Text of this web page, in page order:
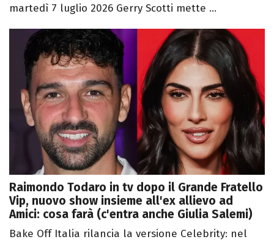
martedì 7 luglio 2026 Gerry Scotti mette ...
Raimondo Todaro in tv dopo il Grande Fratello
Vip, nuovo show insieme all'ex allievo ad
Amici: cosa farà (c'entra anche Giulia Salemi)
Bake Off Italia rilancia la versione Celebrity: nel